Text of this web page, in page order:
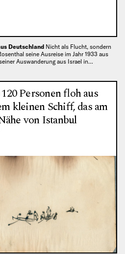
Deutschland Nicht als Flucht, sondern
seine Ausreise im Jahr 1933 aus
Auswanderung aus Israel in…
Personen floh aus
kleinen Schiff, das am
von Istanbul